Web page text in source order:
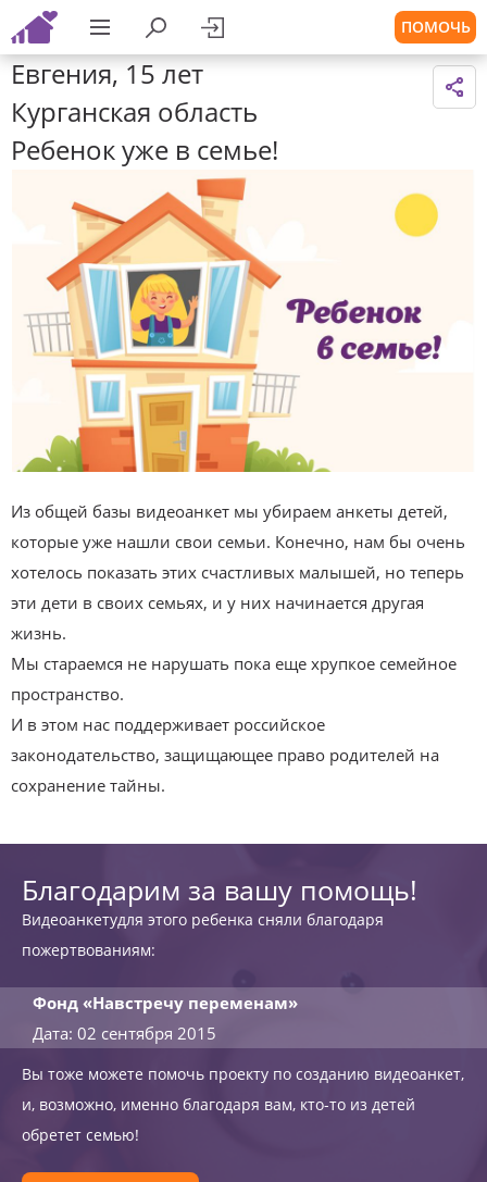
ПОМОЧЬ
Евгения, 15 лет
Курганская область
Ребенок уже в семье!
Из общей базы видеоанкет мы убираем анкеты детей,
которые уже нашли свои семьи. Конечно, нам бы очень
хотелось показать этих счастливых малышей, но теперь
эти дети в своих семьях, и у них начинается другая
жизнь.
Мы стараемся не нарушать пока еще хрупкое семейное
пространство.
И в этом нас поддерживает российское
законодательство, защищающее право родителей на
сохранение тайны.
Благодарим за вашу помощь!
Видеоанкетудля этого ребенка сняли благодаря
пожертвованиям:
Фонд «Навстречу переменам»
Дата: 02 сентября 2015
Вы тоже можете помочь проекту по созданию видеоанкет,
и, возможно, именно благодаря вам, кто-то из детей
обретет семью!